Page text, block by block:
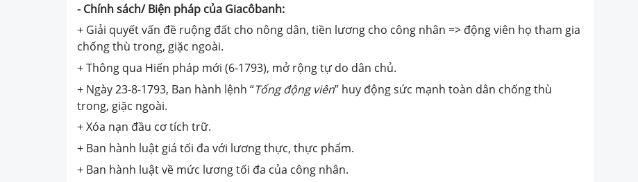
- Chính sách/ Biện pháp của Giacôbanh:
+ Giải quyết vấn đề ruộng đất cho nông dân, tiền lương cho công nhân => động viên họ tham gia
chống thù trong, giặc ngoài.
+ Thông qua Hiến pháp mới (6-1793), mở rộng tự do dân chủ.
+ Ngày 23-8-1793, Ban hành lệnh “Tổng động viên” huy động sức mạnh toàn dân chống thù
trong, giặc ngoài.
+ Xóa nạn đầu cơ tích trữ.
+ Ban hành luật giá tối đa với lương thực, thực phẩm.
+ Ban hành luật về mức lương tối đa của công nhân.